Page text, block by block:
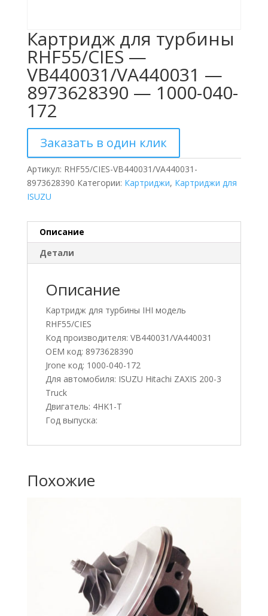
Картридж для турбины
RHF55/CIES —
VB440031/VA440031 —
8973628390 — 1000-040-
172
Заказать в один клик
Артикул: RHF55/CIES-VB440031/VA440031-
8973628390 Категории: Картриджи, Картриджи для
ISUZU
Описание
Детали
Описание
Картридж для турбины IHI модель
RHF55/CIES
Код производителя: VB440031/VA440031
OEM код: 8973628390
Jrone код: 1000-040-172
Для автомобиля: ISUZU Hitachi ZAXIS 200-3
Truck
Двигатель: 4HK1-T
Год выпуска:
Похожие